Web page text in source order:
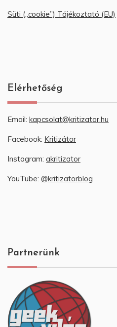
Süti („cookie”) Tájékoztató (EU)
Elérhetőség
Email: kapcsolat@kritizator.hu
Facebook: Kritizátor
Instagram: akritizator
YouTube: @kritizatorblog
Partnerünk